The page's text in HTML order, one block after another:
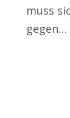
muss
gegen…